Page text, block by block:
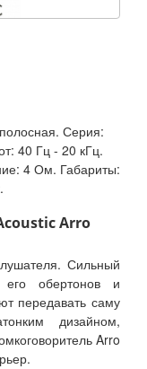
Серия:
40 Гц - 20 кГц.
4 Ом. Габариты:
Arro
Сильный
его обертонов и
передавать саму
дизайном,
Arro